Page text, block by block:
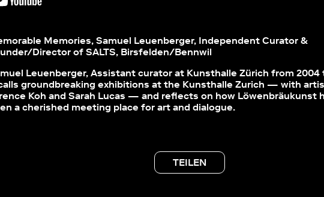
Memories, Samuel Leuenberger, Independent Curator &
Director of SALTS, Birsfelden/Bennwil
Leuenberger, Assistant curator at Kunsthalle Zürich from 2004
groundbreaking exhibitions at the Kunsthalle Zurich — with
Koh and Sarah Lucas — and reflects on how Löwenbräukunst
a cherished meeting place for art and dialogue.
TEILEN